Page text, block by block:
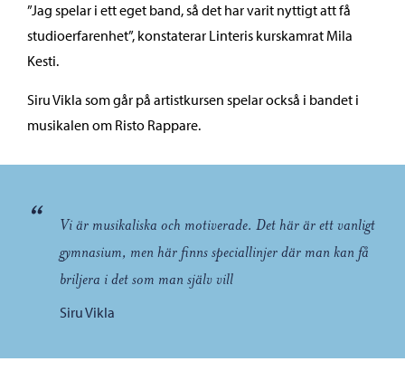
”Jag spelar i ett eget band, så det har varit nyttigt att få
studioerfarenhet”, konstaterar Linteris kurskamrat Mila
Kesti.
Siru Vikla som går på artistkursen spelar också i bandet i
musikalen om Risto Rappare.
“
Vi är musikaliska och motiverade. Det här är ett vanligt
gymnasium, men här finns speciallinjer där man kan få
briljera i det som man själv vill
Siru Vikla